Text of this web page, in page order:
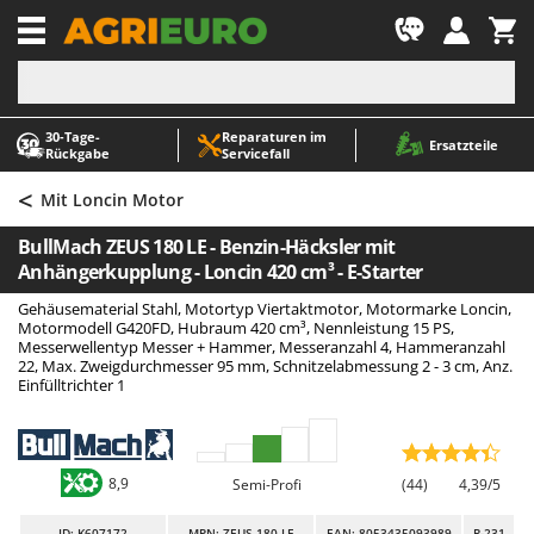
30‑Tage-
Rückgabe
Reparaturen im
Servicefall
Ersatzteile
-1
A
Abbeermaschinen - Traubenmühlen
Abfüllgeräte
Akku Gartenscheren
Akku Gras- und Strauchscheren
Akku-Stichsägen
Allzwecktransporter - Motorschubkarren
Alu-Teleskopleitern
Arbeitsschutzkleidung
Aschesauger
A
ABAC
AgriEuro Premium
AgriEuro TOP-LINE
AGT
Aima
Airmec
AL-KO
Alce
Alpina
< Mit Loncin Motor
BullMach ZEUS 180 LE - Benzin-Häcksler mit
Anhängerkupplung - Loncin 420 cm³ - E-Starter
Gehäusematerial Stahl, Motortyp Viertaktmotor, Motormarke Loncin,
Motormodell G420FD, Hubraum 420 cm³, Nennleistung 15 PS,
Messerwellentyp Messer + Hammer, Messeranzahl 4, Hammeranzahl
22, Max. Zweigdurchmesser 95 mm, Schnitzelabmessung 2 - 3 cm, Anz.
Einfülltrichter 1
8,9 Semi-Profi (44) 4,39/5